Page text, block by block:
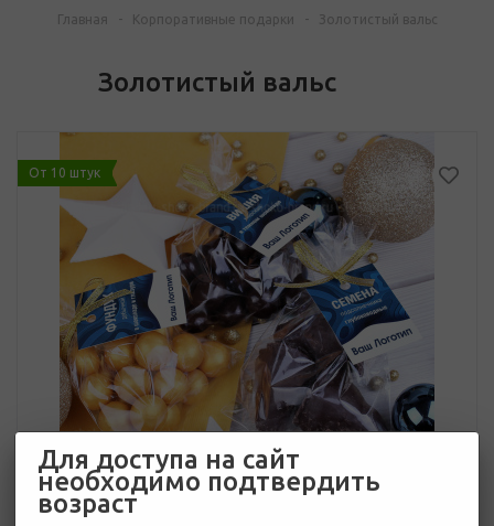
Главная - Корпоративные подарки - Золотистый вальс
Золотистый вальс
От 10 штук
Для доступа на сайт
необходимо подтвердить
возраст